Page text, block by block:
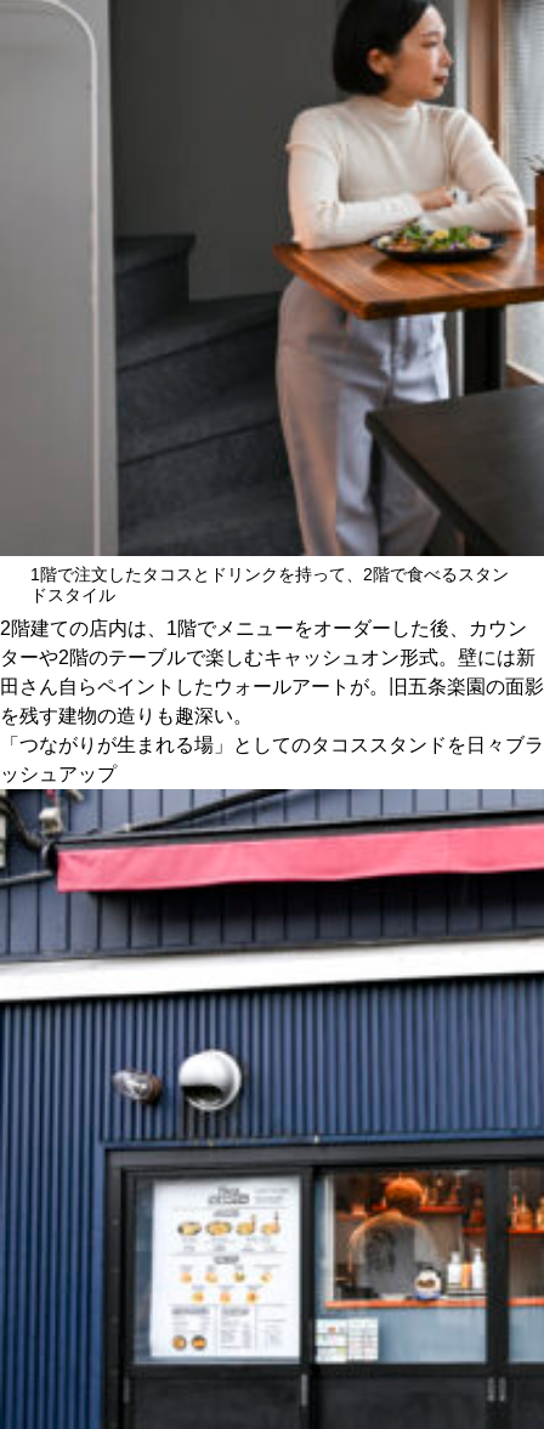
1階で注文したタコスとドリンクを持って、2階で食べるスタン
ドスタイル
2階建ての店内は、1階でメニューをオーダーした後、カウン
ターや2階のテーブルで楽しむキャッシュオン形式。壁には新
田さん自らペイントしたウォールアートが。旧五条楽園の面影
を残す建物の造りも趣深い。
「つながりが生まれる場」としてのタコススタンドを日々ブラ
ッシュアップ